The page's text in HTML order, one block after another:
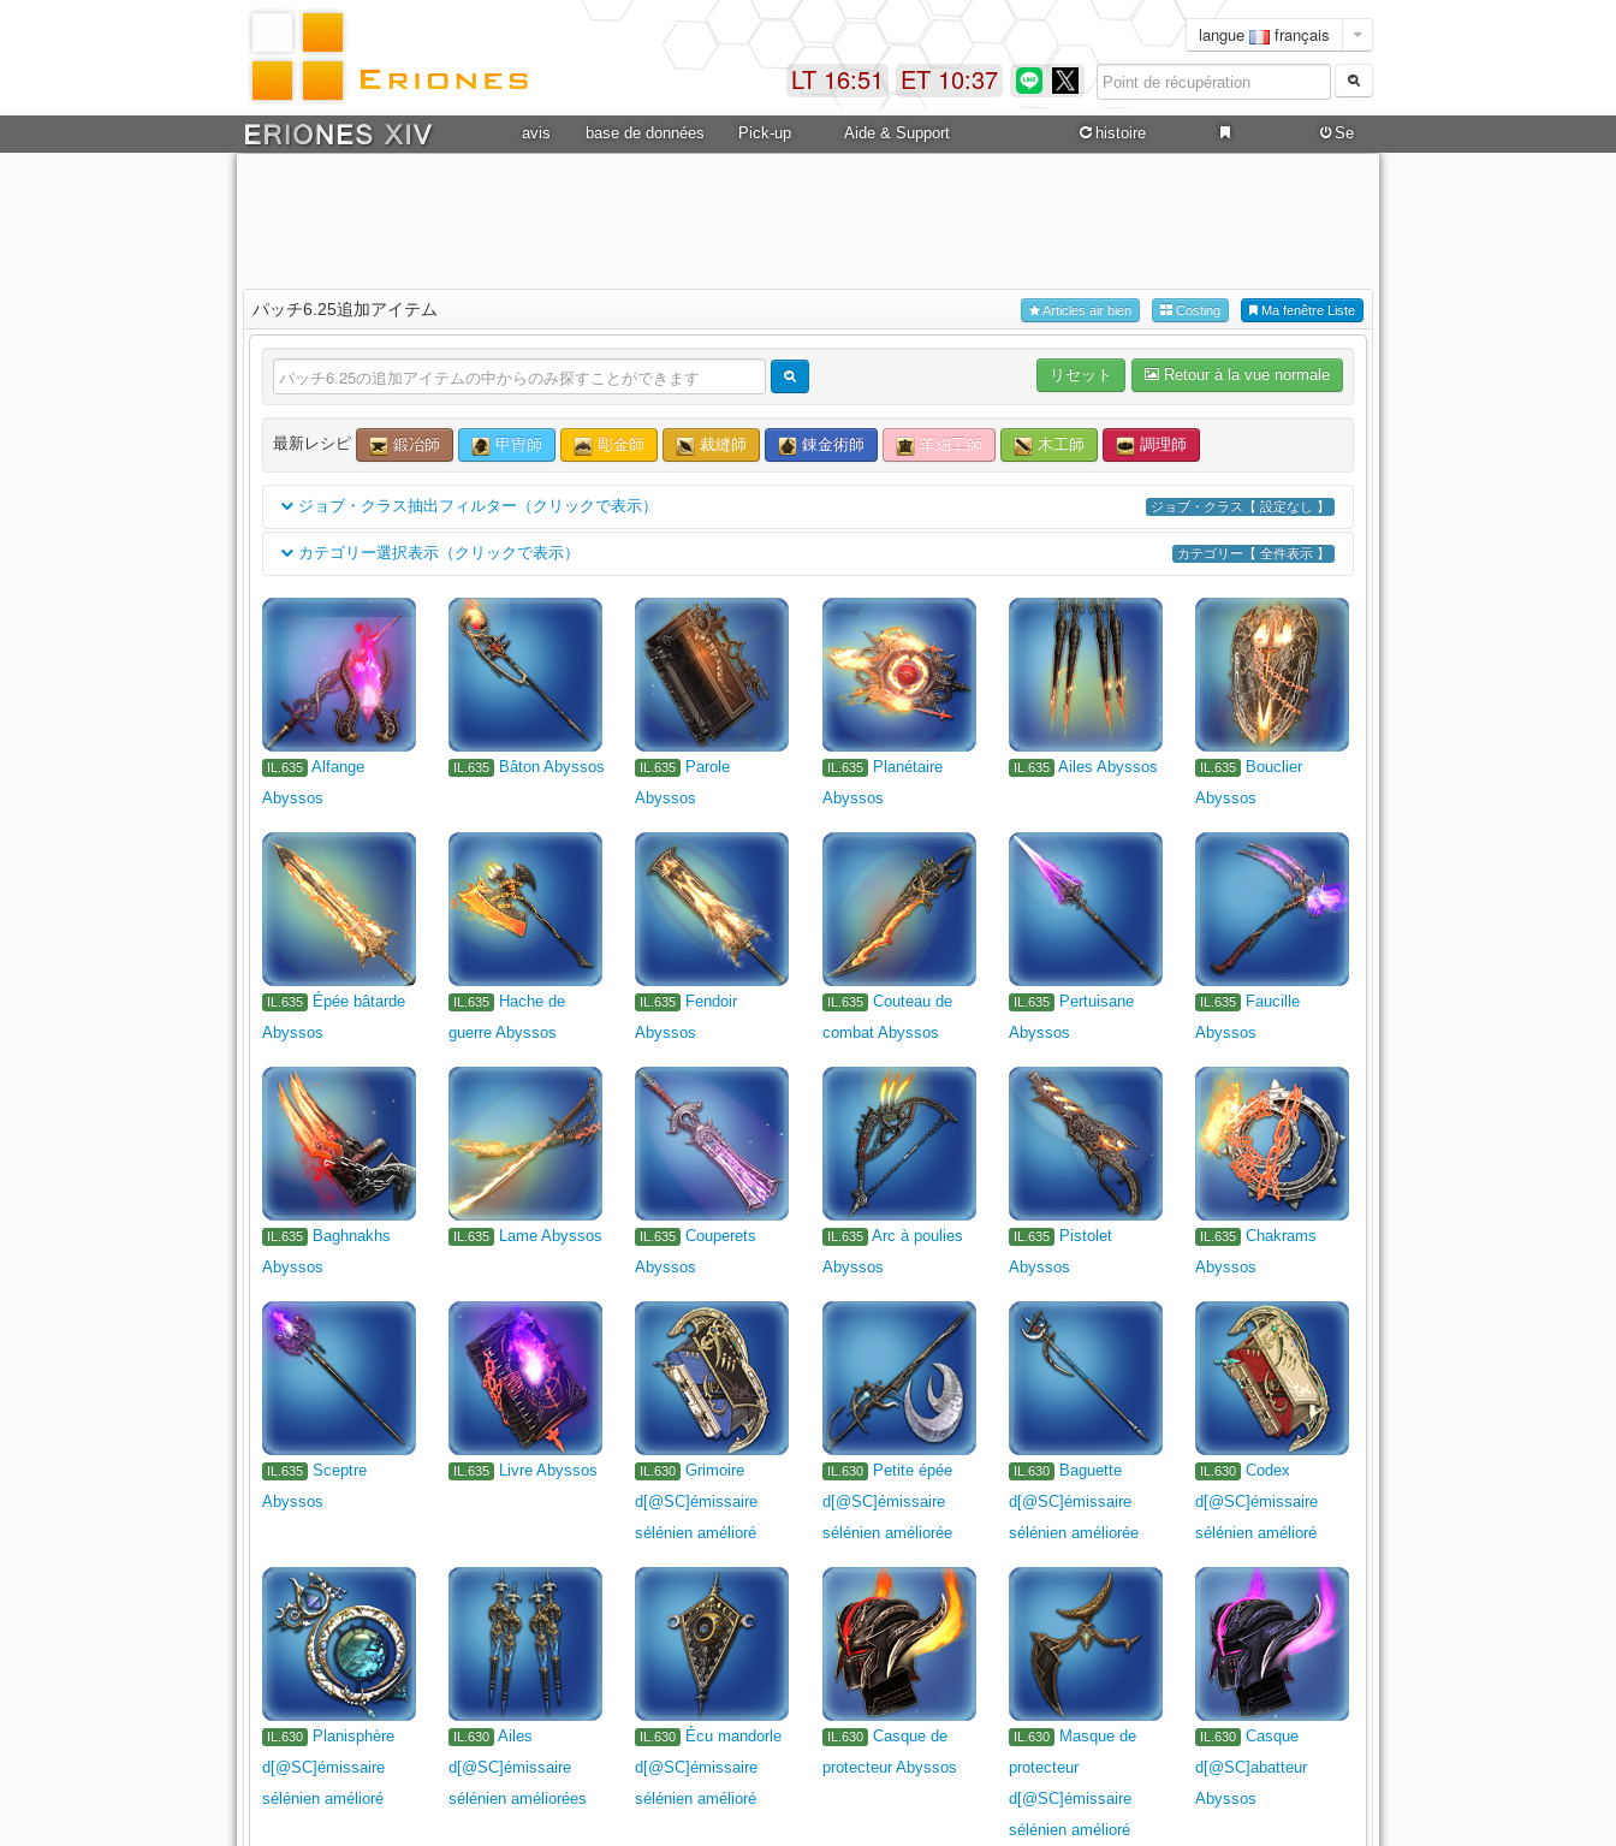
langue français
ET 10:38
LT 16:51
avis base de données Pick-up Aide & Support histoire Se
パッチ6.25追加アイテム Ma fenêtre Liste
Costing
Articles air bien
Retour à la vue normale
リセット
最新レシピ 鍛冶師 甲冑師 彫金師 裁縫師 錬金術師 革細工師 木工師 調理師
ジョブ・クラス抽出フィルター（クリックで表示） ジョブ・クラス【 設定なし 】
classe
Job
カテゴリー選択表示（クリックで表示） カテゴリー【 全件表示 】
Arme de surineur Arme de chevalier noir Arme de machiniste Arme d'astromancien 1105 1106 1107 1109
1111 Arme de pugiliste Arme de gladiateur Arme de maraudeur 弓 Arme d'archer
Arme à deux mains d'occultiste Arme à deux mains d'élémentaliste Grimoire Bouclier Torse Mains
Pieds Collier Boucle d'oreille Bracelet Bague Produit de la pêche Pierre Bois
Réactif Meuble de jardin Table
Mobilier mural Tapis 1330
IL.635 Alfange
Abyssos
IL.635 Bâton Abyssos IL.635
Parole
Abyssos
IL.635
Planétaire
Abyssos
IL.635 Ailes Abyssos IL.635
Bouclier
Abyssos
IL.635
Épée bâtarde
Abyssos
IL.635
Hache de
guerre Abyssos
IL.635
Fendoir
Abyssos
IL.635
Couteau de
combat Abyssos
IL.635
Pertuisane
Abyssos
IL.635
Faucille
Abyssos
IL.635
Baghnakhs
Abyssos
IL.635 Lame Abyssos IL.635
Couperets
Abyssos
IL.635
Arc à poulies
Abyssos
IL.635
Pistolet
Abyssos
IL.635
Chakrams
Abyssos
IL.635
Sceptre
Abyssos
IL.635 Livre Abyssos IL.630
Grimoire
d[@SC]émissaire
sélénien amélioré
IL.630
Petite épée
d[@SC]émissaire
sélénien améliorée
IL.630
Baguette
d[@SC]émissaire
sélénien améliorée
IL.630
Codex
d[@SC]émissaire
sélénien amélioré
IL.630
Planisphère
d[@SC]émissaire
sélénien amélioré
IL.630
Ailes
d[@SC]émissaire
sélénien améliorées
IL.630
Écu mandorle
d[@SC]émissaire
sélénien amélioré
IL.630
Casque de
protecteur Abyssos
IL.630
Masque de
protecteur
d[@SC]émissaire
sélénien amélioré
IL.630
Casque
d[@SC]abatteur
Abyssos